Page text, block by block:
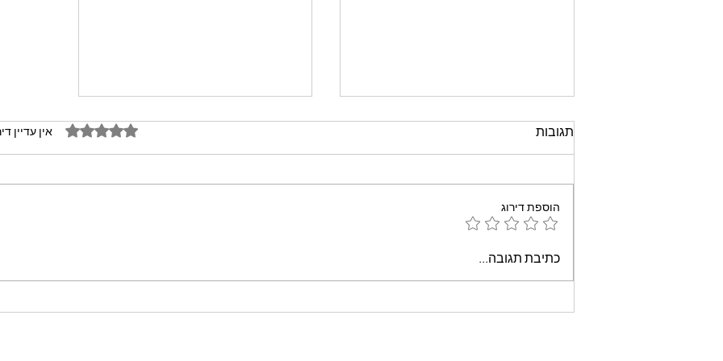
עוגת שוקולד קלה וממכרת
תגובות דירוג של 0 מתוך 5 כוכבים אין עדיין
הוספת דירוג
כתיבת תגובה...